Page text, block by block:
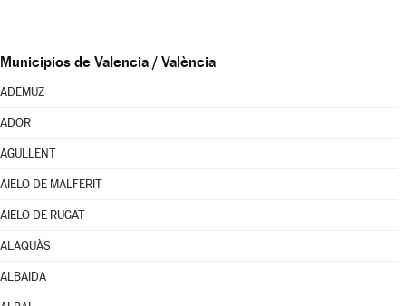
Municipios de Valencia / València
ADEMUZ
ADOR
AGULLENT
AIELO DE MALFERIT
AIELO DE RUGAT
ALAQUÀS
ALBAIDA